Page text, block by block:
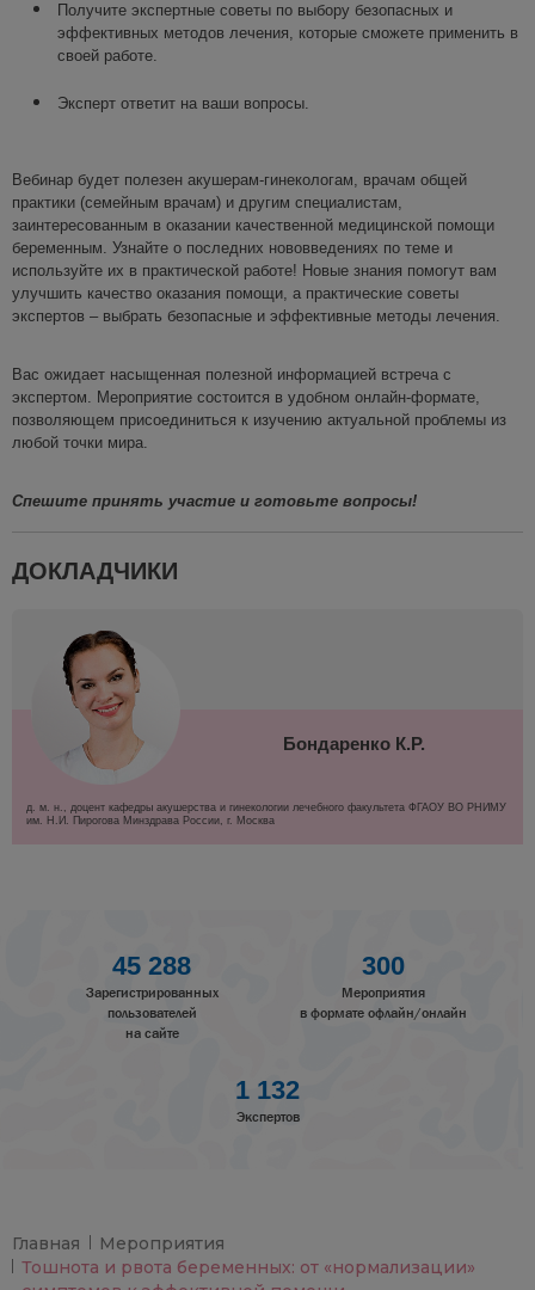
Получите экспертные советы по выбору безопасных и
эффективных методов лечения, которые сможете применить в
своей работе.
Эксперт ответит на ваши вопросы.
Вебинар будет полезен акушерам-гинекологам, врачам общей
практики (семейным врачам) и другим специалистам,
заинтересованным в оказании качественной медицинской помощи
беременным. Узнайте о последних нововведениях по теме и
используйте их в практической работе! Новые знания помогут вам
улучшить качество оказания помощи, а практические советы
экспертов – выбрать безопасные и эффективные методы лечения.
Вас ожидает насыщенная полезной информацией встреча с
экспертом. Мероприятие состоится в удобном онлайн-формате,
позволяющем присоединиться к изучению актуальной проблемы из
любой точки мира.
Спешите принять участие и готовьте вопросы!
ДОКЛАДЧИКИ
Бондаренко К.Р.
д. м. н., доцент кафедры акушерства и гинекологии лечебного факультета ФГАОУ ВО РНИМУ
им. Н.И. Пирогова Минздрава России, г. Москва
45 288
Зарегистрированных
пользователей
на сайте
300
Мероприятия
в формате офлайн/онлайн
1 132
Экспертов
Главная
Мероприятия
Тошнота и рвота беременных: от «нормализации»